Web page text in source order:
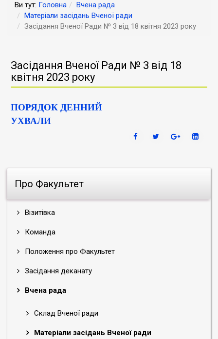
Ви тут: Головна
Вчена рада
Матеріали засідань Вченої ради
Засідання Вченої Ради № 3 від 18 квітня 2023 року
Про Факультет
Візитівка
Команда
Положення про Факультет
Засідання деканату
Вчена рада
Склад Вченої ради
Матеріали засідань Вченої ради
Засідання Вченої Ради № 3 від 18
квітня 2023 року
ПОРЯДОК ДЕННИЙ
УХВАЛИ